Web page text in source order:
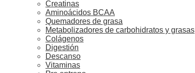
Creatinas
Aminoácidos BCAA
Quemadores de grasa
Metabolizadores de carbohidratos y grasas
Colágenos
Digestión
Descanso
Vitaminas